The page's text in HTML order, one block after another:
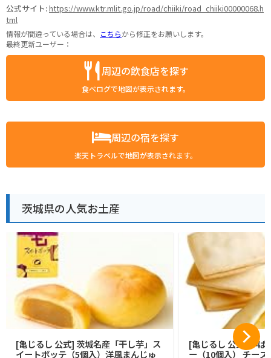
公式サイト:https://www.ktr.mlit.go.jp/road/chiiki/road_chiiki00000068.h
tml
情報が間違っている場合は、 こちらから修正をお願いします。
最終更新ユーザー：
周辺の飲食店を探す
食べログで地図が表示されます。
周辺の宿を探す
楽天トラベルで地図が表示されます。
茨城県の人気お土産
[亀じるし 公式] 茨城名産「干し芋」ス
イートポッテ（5個入）洋風まんじゅ
[亀じるし 公式] いば
ー（10個入） チー